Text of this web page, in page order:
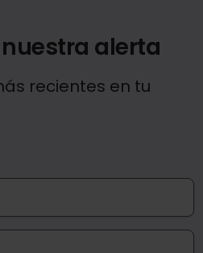
alerta
recientes en tu